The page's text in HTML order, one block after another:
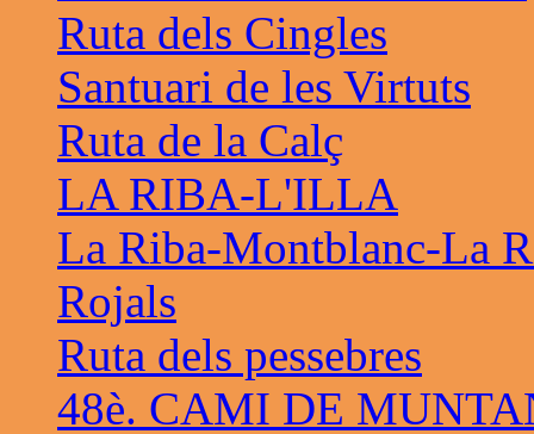
Ruta dels Cingles
Santuari de les Virtuts
Ruta de la Calç
LA RIBA-L'ILLA
La Riba-Montblanc-La
Rojals
Ruta dels pessebres
48è. CAMI DE